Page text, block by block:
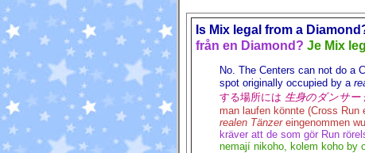
Is Mix legal from a
från en Diamond? Je Mix
No. The Centers can not do a
spot originally occupied by a
する場所には 生身のダンサー
man laufen könnte (Cross Run
realen Tänzereingenommen
kräver att de som gör Run
nemají nikoho, kolem koho by